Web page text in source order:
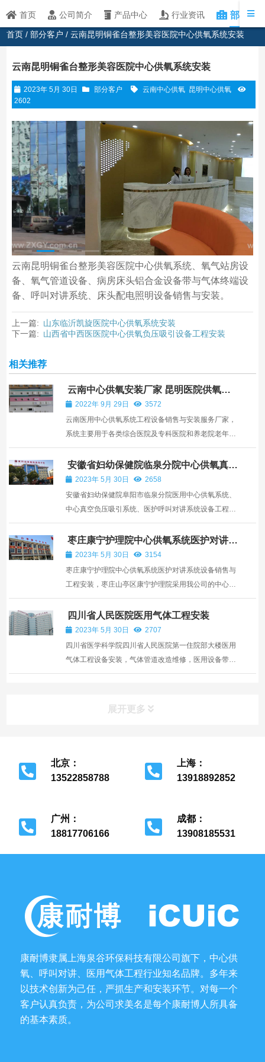
首页 公司简介 产品中心 行业资讯 部分客
首页 /部分客户 / 云南昆明铜雀台整形美容医院中心供氧系统安装
云南昆明铜雀台整形美容医院中心供氧系统安装
2023年 5月 30日 部分客户 云南中心供氧 昆明中心供氧
2602
云南昆明铜雀台整形美容医院中心供氧系统、氧气站房设
备、氧气管道设备、病房床头铝合金设备带与气体终端设
备、呼叫对讲系统、床头配电照明设备销售与安装。
上一篇: 山东临沂凯旋医院中心供氧系统安装
下一篇: 山西省中西医医院中心供氧负压吸引设备工程安装
相关推荐
云南中心供氧安装厂家 昆明医院供氧系
统设备
2022年 9月 29日
3572
云南医用中心供氧系统工程设备销售与安装服务厂家，
系统主要用于各类综合医院及专科医院和养老院老年公
寓等医疗机构，医用中心供氧系统主要由氧气站房设备
通过气体管道输送氧气到各病房床头终端供氧，同步实
施的医用气体一般包括医用负压吸引系统和医用压缩空
系统
安徽省妇幼保健院临泉分院中心供氧真空
负压系统安装
2023年 5月 30日
2658
安徽省妇幼保健院阜阳市临泉分院医用中心供氧系统、
中心真空负压吸引系统、医护呼叫对讲系统设备工程安
装
枣庄康宁护理院中心供氧系统医护对讲系
统设备安装
2023年 5月 30日
3154
枣庄康宁护理院中心供氧系统医护对讲系统设备销售与
工程安装，枣庄山亭区康宁护理院采用我公司的中心供
氧系统、铝合金设备带、氧气汇流排、气体终端、医护
对讲系统设备及设计安装施工服务。
四川省人民医院医用气体工程安装
2023年 5月 30日
2707
四川省医学科学院四川省人民医院第一住院部大楼医用
气体工程设备安装，气体管道改造维修，医用设备带气
体终端更换，二级减压箱和管道阀门检修更换。
展开更多
北京：
13522858788
上海：
13918892852
广州：
18817706166
成都：
13908185531
康耐博隶属上海泉谷环保科技有限公司旗下，中心供
氧、呼叫对讲、医用气体工程行业知名品牌。多年来
以技术创新为己任，严抓生产和安装环节。对每一个
客户认真负责，为公司求美名是每个康耐博人所具备
的基本素质。